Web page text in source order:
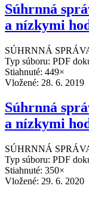
Súhrnná
a nízkymi
SÚHRNNÁ
Typ súboru: PDF
Stiahnuté: 449×
Vložené: 28. 6. 2019
Súhrnná
a nízkymi
SÚHRNNÁ
Typ súboru: PDF
Stiahnuté: 350×
Vložené: 29. 6. 2020